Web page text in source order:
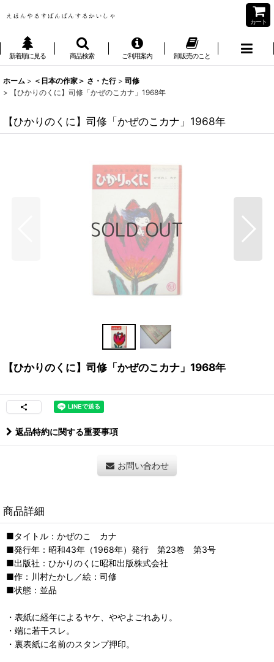
カート
新着順に見る 商品検索 ご利用案内 卸販売のこと
ホーム > ＜日本の作家＞ さ・た行 > 司修
>
【ひかりのくに】司修「かぜのこカナ」1968年
【ひかりのくに】司修「かぜのこカナ」1968年
【ひかりのくに】司修「かぜのこカナ」1968年
返品特約に関する重要事項
お問い合わせ
商品詳細
■タイトル：かぜのこ カナ
■発行年：昭和43年（1968年）発行 第23巻 第3号
■出版社：ひかりのくに昭和出版株式会社
■作：川村たかし／絵：司修
■状態：並品
・表紙に経年によるヤケ、ややよごれあり。
・端に若干スレ。
・裏表紙に名前のスタンプ押印。